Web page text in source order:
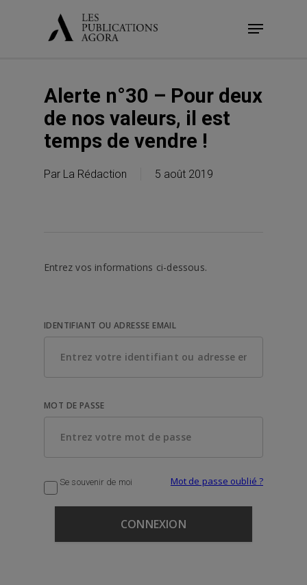
Menu
Alerte n°30 – Pour deux
de nos valeurs, il est
temps de vendre !
Par La Rédaction 5 août 2019
Entrez vos informations ci-dessous.
IDENTIFIANT OU ADRESSE EMAIL
MOT DE PASSE
Se souvenir de moi Mot de passe oublié ?